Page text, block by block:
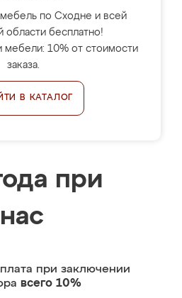
по Сходне и всей
области бесплатно!
мебели: 10% от стоимости
заказа.
В КАТАЛОГ
при
при заключении
всего 10%